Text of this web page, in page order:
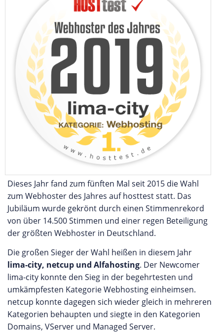
Dieses Jahr fand zum fünften Mal seit 2015 die Wahl
zum Webhoster des Jahres auf hosttest statt. Das
Jubiläum wurde gekrönt durch einen Stimmenrekord
von über 14.500 Stimmen und einer regen Beteiligung
der größten Webhoster in Deutschland.
Die großen Sieger der Wahl heißen in diesem Jahr
lima-city, netcup und Alfahosting. Der Newcomer
lima-city konnte den Sieg in der begehrtesten und
umkämpfesten Kategorie Webhosting einheimsen.
netcup konnte dagegen sich wieder gleich in mehreren
Kategorien behaupten und siegte in den Kategorien
Domains, VServer und Managed Server.